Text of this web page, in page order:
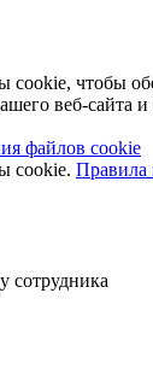
чтобы
веб-сайта и
файлов cookie
cookie. Правила
сотрудника